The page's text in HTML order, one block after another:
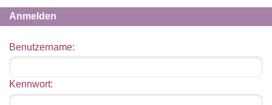
Anmelden
Benutzername:
Kennwort: